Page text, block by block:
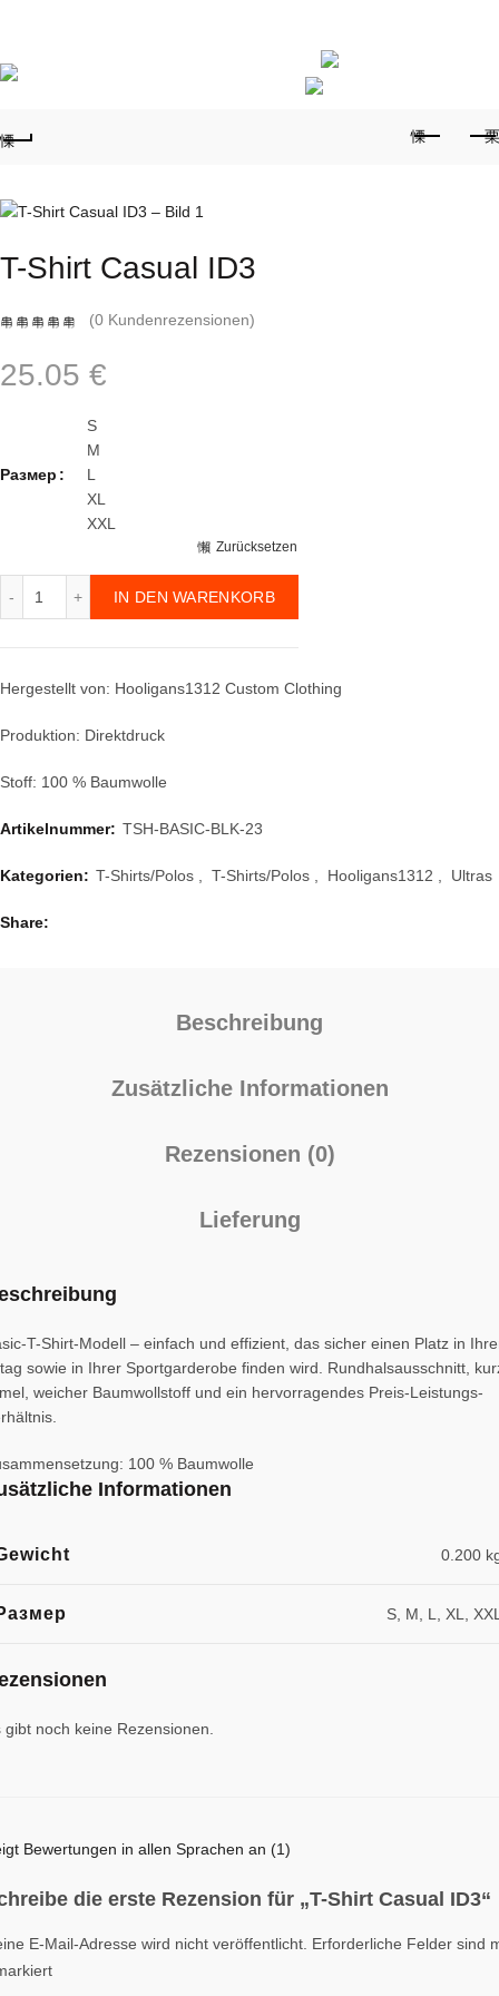
T-Shirt Casual ID3
(0 Kundenrezensionen)
25.05 €
Размер
S
M
L
XL
XXL
Zurücksetzen
IN DEN WARENKORB
Hergestellt von: Hooligans1312 Custom Clothing
Produktion: Direktdruck
Stoff: 100 % Baumwolle
Artikelnummer: TSH-BASIC-BLK-23
Kategorien: T-Shirts/Polos T-Shirts/Polos Hooligans1312 Ultras
Share
Beschreibung
Zusätzliche Informationen
Rezensionen (0)
Lieferung
T-Shirt-Modell – einfach und effizient, das sicher einen Platz in
sowie in Ihrer Sportgarderobe finden wird. Rundhalsausschnitt,
weicher Baumwollstoff und ein hervorragendes Preis-Leistungs-
100 % Baumwolle
Informationen
0.200
S, M, L, XL,
gibt noch keine Rezensionen.
Bewertungen in allen Sprachen an (1)
die erste Rezension für „T-Shirt Casual ID3“
E-Mail-Adresse wird nicht veröffentlicht. Erforderliche Felder sind